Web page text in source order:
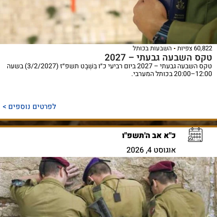
60,822 צפיות השבעות בכותל
טקס השבעה גבעתי – 2027
טקס השבעה גבעתי – 2027 ביום רביעי כ״ו בִּשְׁבָט תשפ״ז (3/2/2027) בשעה
12:00–20:00 בכותל המערבי.
לפרטים נוספים >
כ"א אב ה'תשפ"ו
אוגוסט 4, 2026